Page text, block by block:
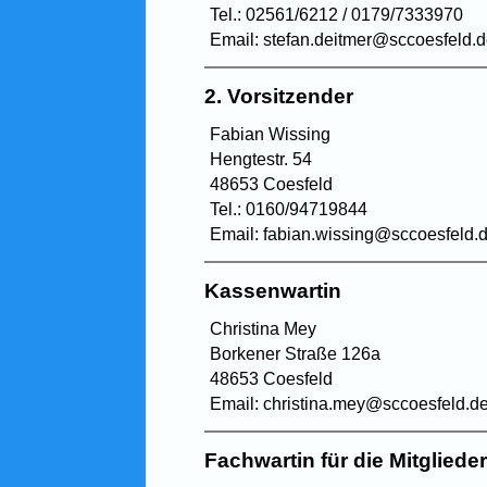
Tel.: 02561/6212 / 0179/7333970
Email:
2. Vorsitzender
Fabian Wissing
Hengtestr. 54
48653 Coesfeld
Tel.: 0160/94719844
Email:
Kassenwartin
Christina Mey
Borkener Straße 126a
48653 Coesfeld
Email:
Fachwartin für die